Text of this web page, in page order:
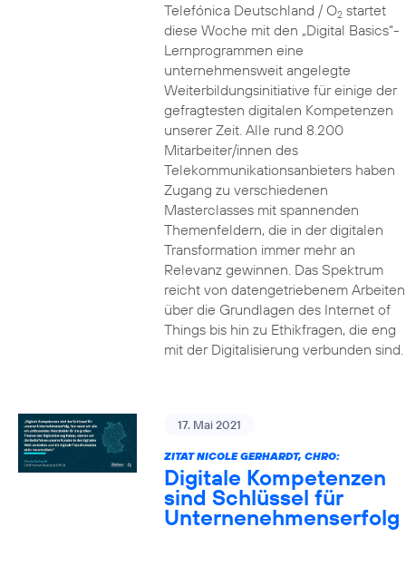
Telefónica Deutschland / O2startet
diese Woche mit den „Digital Basics“-
Lernprogrammen eine
unternehmensweit angelegte
Weiterbildungsinitiative für einige der
gefragtesten digitalen Kompetenzen
unserer Zeit. Alle rund 8.200
Mitarbeiter/innen des
Telekommunikationsanbieters haben
Zugang zu verschiedenen
Masterclasses mit spannenden
Themenfeldern, die in der digitalen
Transformation immer mehr an
Relevanz gewinnen. Das Spektrum
reicht von datengetriebenem Arbeiten
über die Grundlagen des Internet of
Things bis hin zu Ethikfragen, die eng
mit der Digitalisierung verbunden sind.
17. Mai 2021
ZITAT NICOLE GERHARDT, CHRO:
Digitale Kompetenzen
sind Schlüssel für
Unternenehmenserfolg